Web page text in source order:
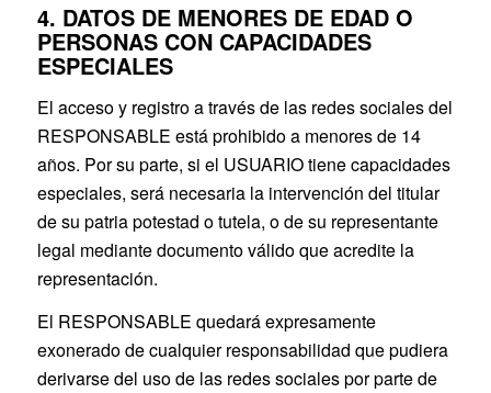
4. DATOS DE MENORES DE EDAD O
PERSONAS CON CAPACIDADES
ESPECIALES
El acceso y registro a través de las redes sociales del
RESPONSABLE está prohibido a menores de 14
años. Por su parte, si el USUARIO tiene capacidades
especiales, será necesaria la intervención del titular
de su patria potestad o tutela, o de su representante
legal mediante documento válido que acredite la
representación.
El RESPONSABLE quedará expresamente
exonerado de cualquier responsabilidad que pudiera
derivarse del uso de las redes sociales por parte de